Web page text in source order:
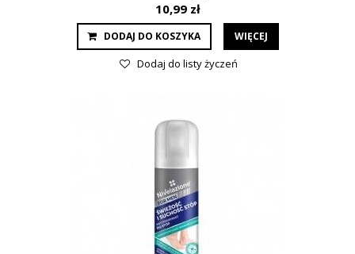
10,99 zł
DODAJ DO KOSZYKA WIĘCEJ
Dodaj do listy życzeń